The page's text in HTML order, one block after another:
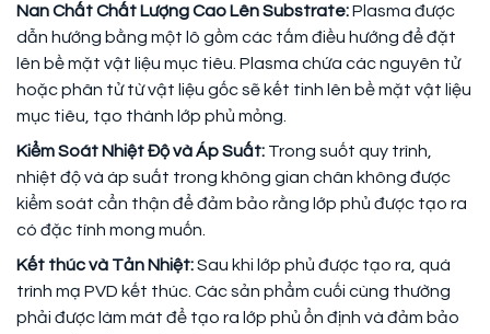
Nan Chất Chất Lượng Cao Lên Substrate:Plasma được
dẫn hướng bằng một lô gồm các tấm điều hướng để đặt
lên bề mặt vật liệu mục tiêu. Plasma chứa các nguyên tử
hoặc phân tử từ vật liệu gốc sẽ kết tinh lên bề mặt vật liệu
mục tiêu, tạo thành lớp phủ mỏng.
Kiểm Soát Nhiệt Độ và Áp Suất: Trong suốt quy trình,
nhiệt độ và áp suất trong không gian chân không được
kiểm soát cẩn thận để đảm bảo rằng lớp phủ được tạo ra
có đặc tính mong muốn.
Kết thúc và Tản Nhiệt:Sau khi lớp phủ được tạo ra, quá
trình mạ PVD kết thúc. Các sản phẩm cuối cùng thường
phải được làm mát để tạo ra lớp phủ ổn định và đảm bảo